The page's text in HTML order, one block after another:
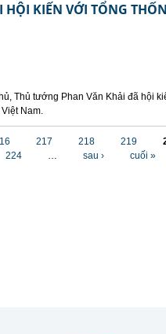
KIẾN VỚI TỔNG
Thủ tướng Phan Văn Khải đã hội
Nam.
217 218 219
224
… sau › cuối »